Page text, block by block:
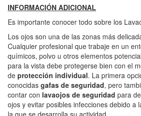
INFORMACIÓN ADICIONAL
Es importante conocer todo sobre los
Los ojos son una de las zonas más
Cualquier profesional que trabaje en un
químicos, polvo u otros elementos
para la vista debe protegerse bien con el
de protección individual. La primera
conocidas gafas de seguridad, pero
contar con lavaojos de seguridad para
ojos y evitar posibles infecciones debido a
la que se desarrolla su actividad.